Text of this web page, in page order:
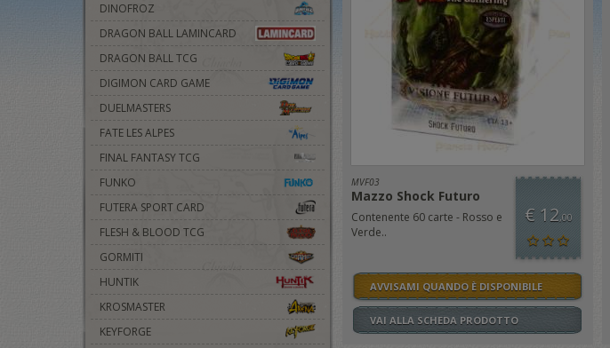
DINOFROZ
DRAGON BALL LAMINCARD
DRAGON BALL TCG
DIGIMON CARD GAME
DUELMASTERS
FATE LES ALPES
FINAL FANTASY TCG
FUNKO
FUTERA SPORT CARD
FLESH & BLOOD TCG
GORMITI
HUNTIK
KROSMASTER
KEYFORGE
MVF03
Mazzo Shock Futuro
Contenente 60 carte - Rosso e
Verde..
€ 12,00
AVVISAMI QUANDO È DISPONIBILE
VAI ALLA SCHEDA PRODOTTO